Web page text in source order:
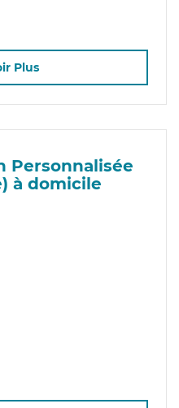
Plus
Personnalisée
à domicile